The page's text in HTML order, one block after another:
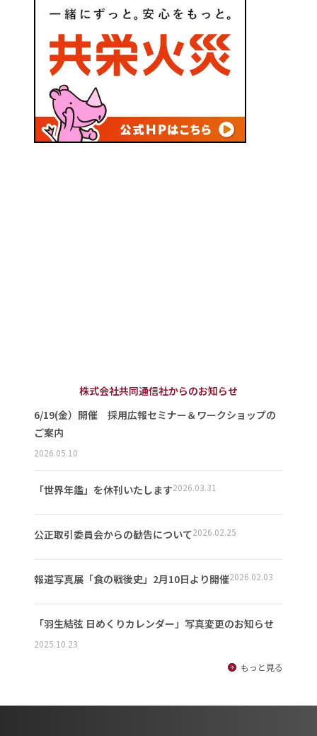
株式会社共同通信社からのお知らせ
6/19(金）開催 採用広報セミナー＆ワークショップの
ご案内
2026.05.10
「世界年鑑」を休刊いたします2026.03.31
公正取引委員会からの勧告について2026.02.25
報道写真展「食の戦後史」2月10日より開催2026.02.03
「羽生結弦 日めくりカレンダー」写真変更のお知らせ
2025.10.23
もっと見る